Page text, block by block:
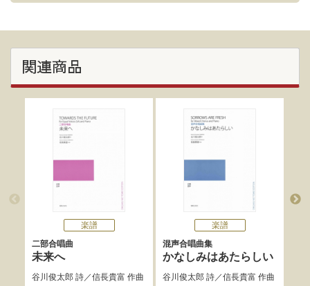
関連商品
楽譜
二部合唱曲
未来へ
谷川俊太郎詩／信長貴富 作曲
楽譜
混声合唱曲集
かなしみはあたらしい
谷川俊太郎詩／信長貴富 作曲